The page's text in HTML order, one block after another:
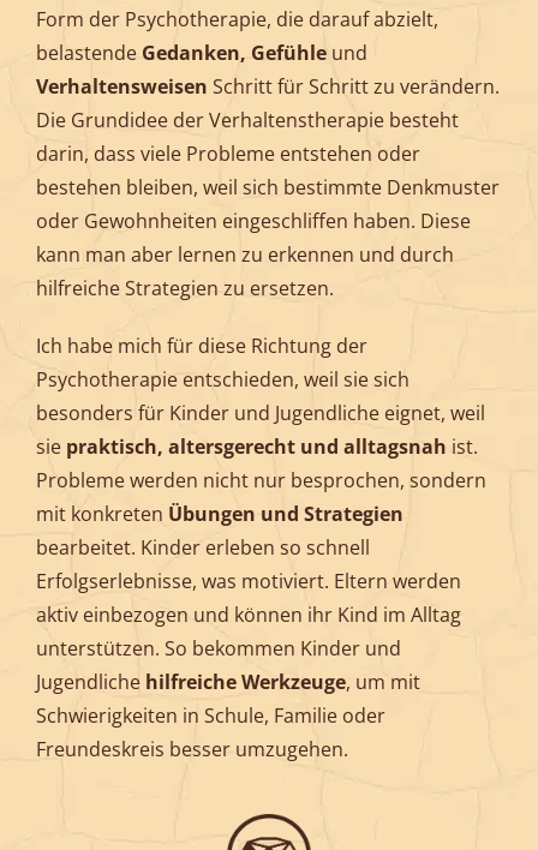
Form der Psychotherapie, die darauf abzielt,
belastende Gedanken, Gefühleund
Verhaltensweisen Schritt für Schritt zu verändern.
Die Grundidee der Verhaltenstherapie besteht
darin, dass viele Probleme entstehen oder
bestehen bleiben, weil sich bestimmte Denkmuster
oder Gewohnheiten eingeschliffen haben. Diese
kann man aber lernen zu erkennen und durch
hilfreiche Strategien zu ersetzen.
Ich habe mich für diese Richtung der
Psychotherapie entschieden, weil sie sich
besonders für Kinder und Jugendliche eignet, weil
sie praktisch, altersgerecht und alltagsnah ist.
Probleme werden nicht nur besprochen, sondern
mit konkreten Übungen und Strategien
bearbeitet. Kinder erleben so schnell
Erfolgserlebnisse, was motiviert. Eltern werden
aktiv einbezogen und können ihr Kind im Alltag
unterstützen. So bekommen Kinder und
Jugendliche hilfreiche Werkzeuge, um mit
Schwierigkeiten in Schule, Familie oder
Freundeskreis besser umzugehen.